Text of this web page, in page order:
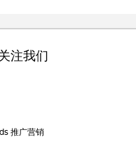
注我们
推广营销